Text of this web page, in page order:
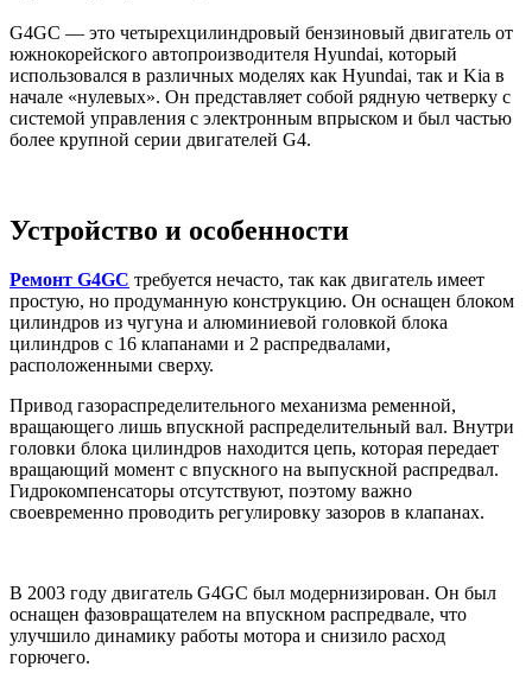
G4GC — это четырехцилиндровый бензиновый двигатель от
южнокорейского автопроизводителя Hyundai, который
использовался в различных моделях как Hyundai, так и Kia в
начале «нулевых». Он представляет собой рядную четверку с
системой управления с электронным впрыском и был частью
более крупной серии двигателей G4.
Устройство и особенности
Ремонт G4GC требуется нечасто, так как двигатель имеет
простую, но продуманную конструкцию. Он оснащен блоком
цилиндров из чугуна и алюминиевой головкой блока
цилиндров с 16 клапанами и 2 распредвалами,
расположенными сверху.
Привод газораспределительного механизма ременной,
вращающего лишь впускной распределительный вал. Внутри
головки блока цилиндров находится цепь, которая передает
вращающий момент с впускного на выпускной распредвал.
Гидрокомпенсаторы отсутствуют, поэтому важно
своевременно проводить регулировку зазоров в клапанах.
В 2003 году двигатель G4GC был модернизирован. Он был
оснащен фазовращателем на впускном распредвале, что
улучшило динамику работы мотора и снизило расход
горючего.